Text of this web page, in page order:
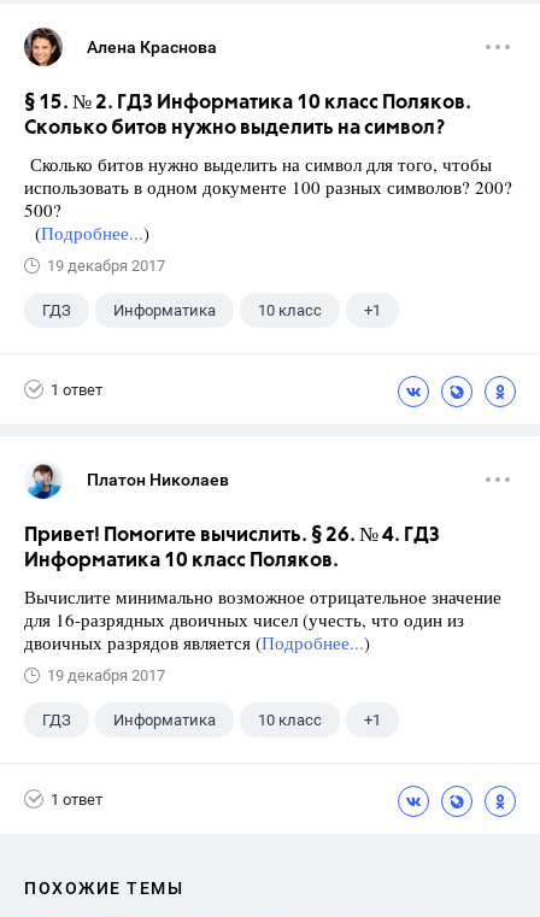
Алена Краснова
§ 15. № 2. ГДЗ Информатика 10 класс Поляков.
Сколько битов нужно выделить на символ?
Сколько битов нужно выделить на символ для того, чтобы
использовать в одном документе 100 разных символов? 200?
500?
(Подробнее...)
19 декабря 2017
ГДЗ Информатика 10 класс +1
1 ответ
Платон Николаев
Привет! Помогите вычислить. § 26. № 4. ГДЗ
Информатика 10 класс Поляков.
Вычислите минимально возможное отрицательное значение
для 16-разрядных двоичных чисел (учесть, что один из
двоичных разрядов является (Подробнее...)
19 декабря 2017
ГДЗ Информатика 10 класс +1
1 ответ
ПОХОЖИЕ ТЕМЫ